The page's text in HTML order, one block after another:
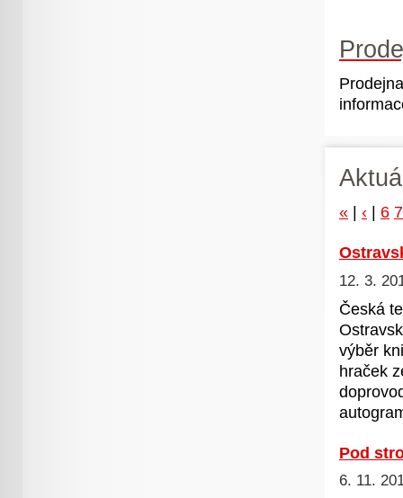
« | ‹ | 6 7
12. 3.
Česká
výběr
hraček
Pod
6. 11.